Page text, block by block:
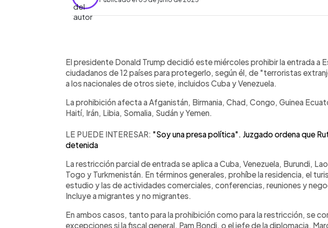
Escuchar artículo
El presidente Donald Trump decidió este miércoles prohibir la entrada a
ciudadanos de 12 países para protegerlo, según él, de "terroristas
a los nacionales de otros siete, incluidos Cuba y Venezuela.
La prohibición afecta a Afganistán, Birmania, Chad, Congo, Guinea
Haití, Irán, Libia, Somalia, Sudán y Yemen.
LE PUEDE INTERESAR: "Soy una presa política". Juzgado ordena que
detenida
La restricción parcial de entrada se aplica a Cuba, Venezuela, Burundi,
Togo y Turkmenistán. En términos generales, prohíbe la residencia, el
estudio y las de actividades comerciales, conferencias, reuniones y
Incluye a migrantes y no migrantes.
En ambos casos, tanto para la prohibición como para la restricción, se
excepciones si la fiscal general, Pam Bondi, o el jefe de la diplomacia,